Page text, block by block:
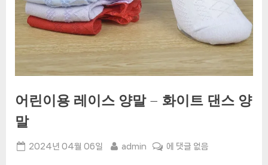
어린이용 레이스 양말 – 화이트 댄스 양
말
Posted
2024년 04월 06일 By
admin
어
에 댓글 없음